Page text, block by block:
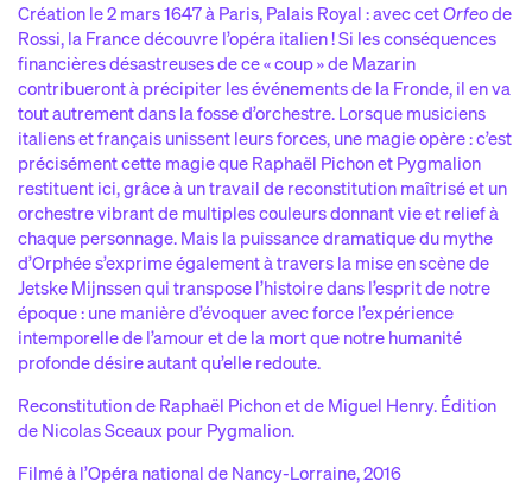
NEWSLETTER
Création le 2 mars 1647 à Paris, Palais Royal : avec cetOrfeode
Rossi, la France découvre l’opéra italien ! Si les conséquences
financières désastreuses de ce « coup » de Mazarin
contribueront à précipiter les événements de la Fronde, il en va
tout autrement dans la fosse d’orchestre. Lorsque musiciens
italiens et français unissent leurs forces, une magie opère : c’est
précisément cette magie que Raphaël Pichon et Pygmalion
restituent ici, grâce à un travail de reconstitution maîtrisé et un
orchestre vibrant de multiples couleurs donnant vie et relief à
chaque personnage. Mais la puissance dramatique du mythe
d’Orphée s’exprime également à travers la mise en scène de
Jetske Mijnssen qui transpose l’histoire dans l’esprit de notre
époque : une manière d’évoquer avec force l’expérience
intemporelle de l’amour et de la mort que notre humanité
profonde désire autant qu’elle redoute.
Reconstitution de Raphaël Pichon et de Miguel Henry. Édition
de Nicolas Sceaux pour Pygmalion.
Filmé à l’Opéra national de Nancy-Lorraine, 2016